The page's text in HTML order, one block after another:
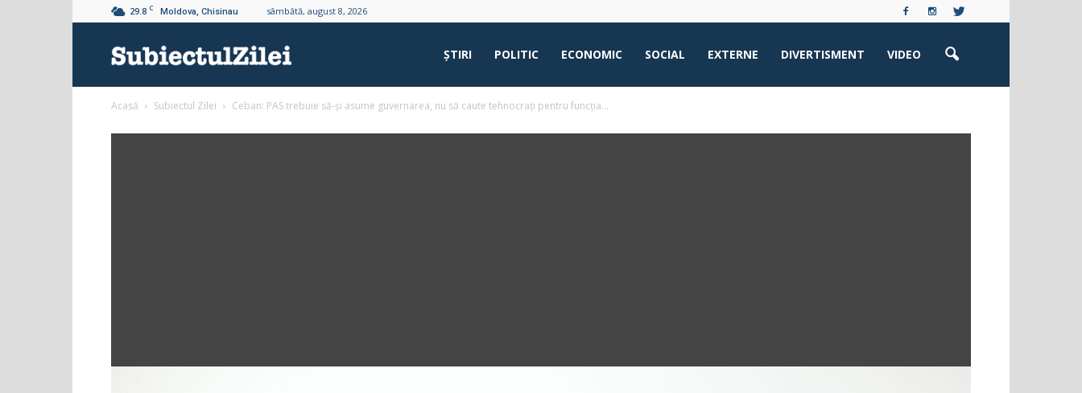
29.8 C Moldova, Chisinau sâmbătă, august 8, 2026
ŞTIRI POLITIC ECONOMIC SOCIAL EXTERNE DIVERTISMENT VIDEO
Acasă Subiectul Zilei Ceban: PAS trebuie să-și asume guvernarea, nu să caute tehnocrați pentru funcția...